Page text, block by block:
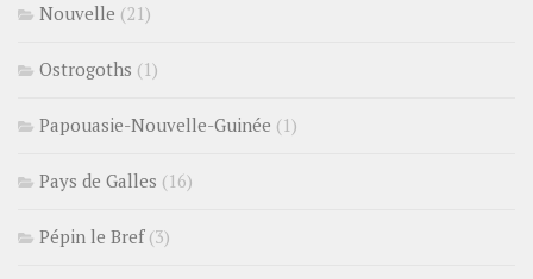
Nouvelle (21)
Ostrogoths (1)
Papouasie-Nouvelle-Guinée (1)
Pays de Galles (16)
Pépin le Bref(3)